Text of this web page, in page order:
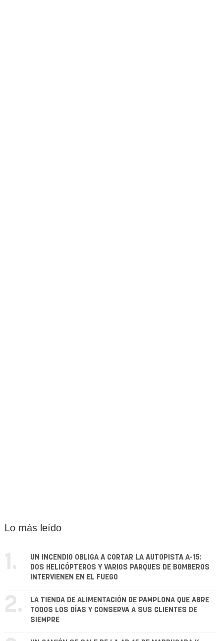
Lo más leído
1.
UN INCENDIO OBLIGA A CORTAR LA AUTOPISTA A-15:
DOS HELICÓPTEROS Y VARIOS PARQUES DE BOMBEROS
INTERVIENEN EN EL FUEGO
2.
LA TIENDA DE ALIMENTACIÓN DE PAMPLONA QUE ABRE
TODOS LOS DÍAS Y CONSERVA A SUS CLIENTES DE
SIEMPRE